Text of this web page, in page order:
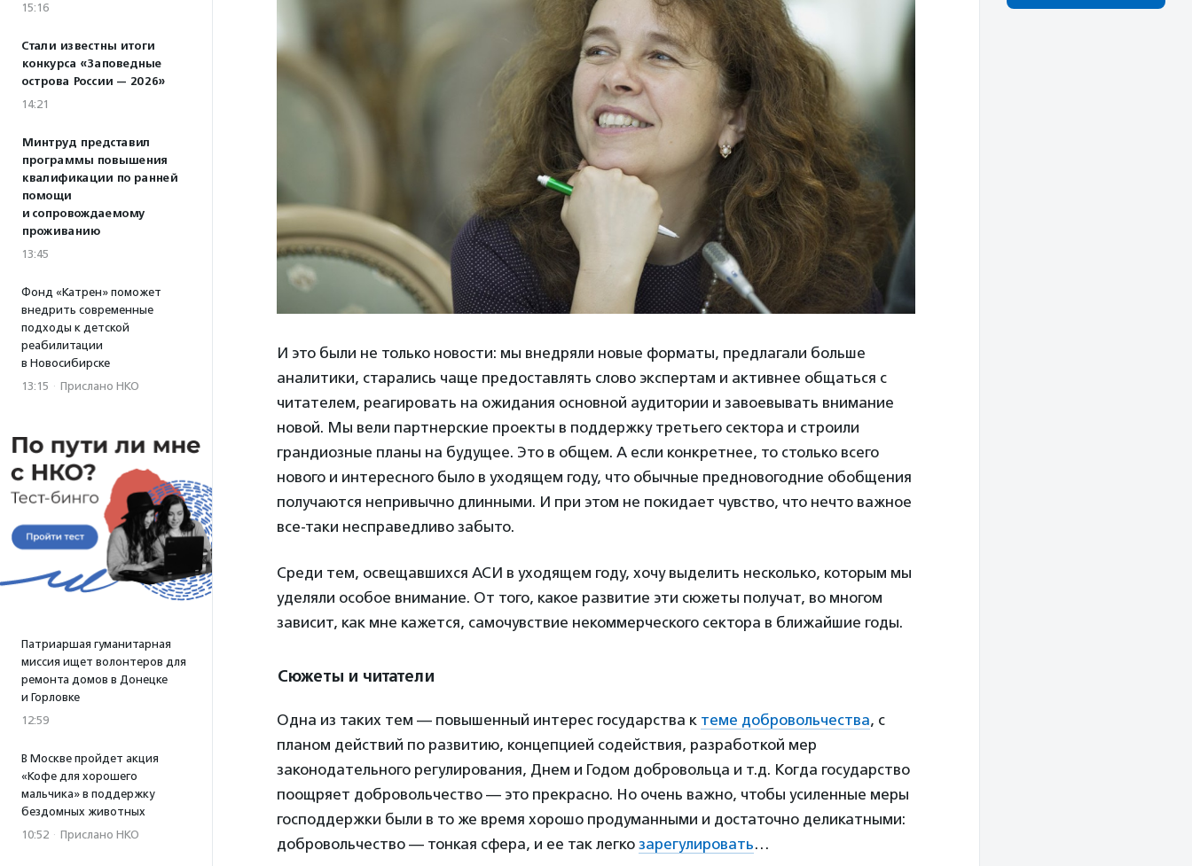
15:16
Стали известны итоги
конкурса «Заповедные
острова России — 2026»
14:21
Минтруд представил
программы повышения
квалификации по ранней
помощи
и сопровождаемому
проживанию
13:45
Фонд «Катрен» поможет
внедрить современные
подходы к детской
реабилитации
в Новосибирске
13:15 · Прислано НКО
Патриаршая гуманитарная
миссия ищет волонтеров для
ремонта домов в Донецке
и Горловке
12:59
В Москве пройдет акция
«Кофе для хорошего
мальчика» в поддержку
бездомных животных
10:52 · Прислано НКО
И это были не только новости: мы внедряли новые форматы, предлагали больше
аналитики, старались чаще предоставлять слово экспертам и активнее общаться с
читателем, реагировать на ожидания основной аудитории и завоевывать внимание
новой. Мы вели партнерские проекты в поддержку третьего сектора и строили
грандиозные планы на будущее. Это в общем. А если конкретнее, то столько всего
нового и интересного было в уходящем году, что обычные предновогодние обобщения
получаются непривычно длинными. И при этом не покидает чувство, что нечто важное
все-таки несправедливо забыто.
Среди тем, освещавшихся АСИ в уходящем году, хочу выделить несколько, которым мы
уделяли особое внимание. От того, какое развитие эти сюжеты получат, во многом
зависит, как мне кажется, самочувствие некоммерческого сектора в ближайшие годы.
Сюжеты и читатели
Одна из таких тем — повышенный интерес государства к теме добровольчества, с
планом действий по развитию, концепцией содействия, разработкой мер
законодательного регулирования, Днем и Годом добровольца и т.д. Когда государство
поощряет добровольчество — это прекрасно. Но очень важно, чтобы усиленные меры
господдержки были в то же время хорошо продуманными и достаточно деликатными:
добровольчество — тонкая сфера, и ее так легко зарегулировать…